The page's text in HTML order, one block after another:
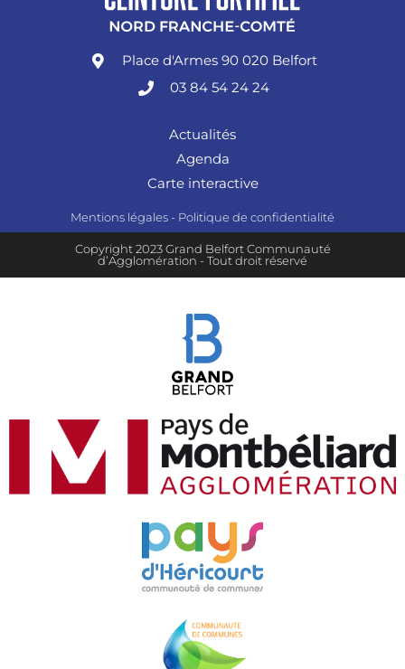
Place d'Armes 90 020 Belfort
03 84 54 24 24
Actualités
Agenda
Carte interactive
Mentions légales - Politique de confidentialité
Copyright 2023 Grand Belfort Communauté
d’Agglomération - Tout droit réservé